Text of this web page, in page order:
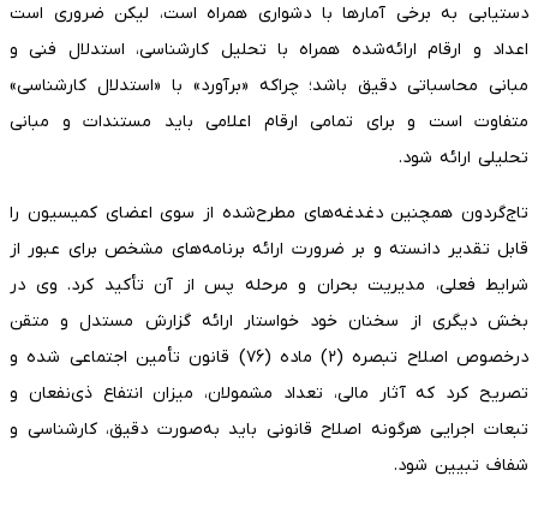
دستیابی به برخی آمارها با دشواری همراه است، لیکن ضروری است
اعداد و ارقام ارائه‌شده همراه با تحلیل کارشناسی، استدلال فنی و
مبانی محاسباتی دقیق باشد؛ چراکه «برآورد» با «استدلال کارشناسی»
متفاوت است و برای تمامی ارقام اعلامی باید مستندات و مبانی
تحلیلی ارائه شود.
تاج‌گردون همچنین دغدغه‌های مطرح‌شده از سوی اعضای کمیسیون را
قابل تقدیر دانسته و بر ضرورت ارائه برنامه‌های مشخص برای عبور از
شرایط فعلی، مدیریت بحران و مرحله پس از آن تأکید کرد. وی در
بخش دیگری از سخنان خود خواستار ارائه گزارش مستدل و متقن
درخصوص اصلاح تبصره (۲) ماده (۷۶) قانون تأمین اجتماعی شده و
تصریح کرد که آثار مالی، تعداد مشمولان، میزان انتفاع ذی‌نفعان و
تبعات اجرایی هرگونه اصلاح قانونی باید به‌صورت دقیق، کارشناسی و
شفاف تبیین شود.